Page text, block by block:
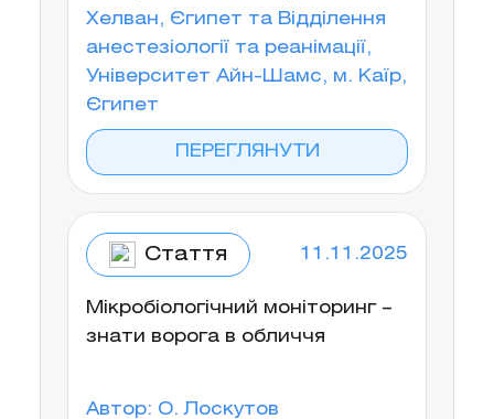
Хелван, Єгипет та Відділення
анестезіології та реанімації,
Університет Айн-Шамс, м. Каїр,
Єгипет
ПЕРЕГЛЯНУТИ
Стаття 11.11.2025
Мікробіологічний моніторинг –
знати ворога в обличчя
Автор: О. Лоскутов